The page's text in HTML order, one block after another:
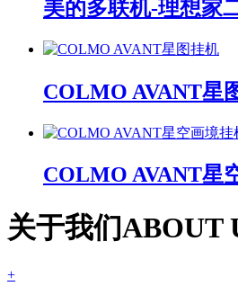
美的多联机-理想家
COLMO AVANT星
COLMO AVANT星
关于我们ABOUT
+